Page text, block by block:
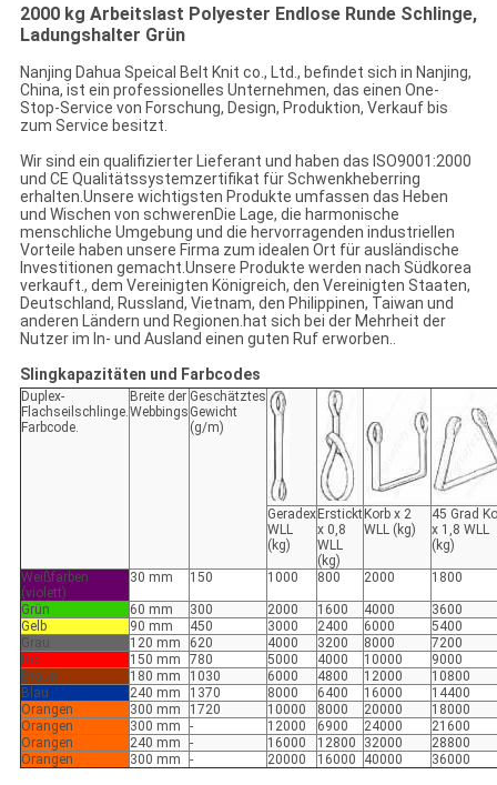
2000 kg Arbeitslast Polyester Endlose Runde Schlinge,
Ladungshalter Grün
Nanjing Dahua Speical Belt Knit co., Ltd., befindet sich in Nanjing,
China, ist ein professionelles Unternehmen, das einen One-
Stop-Service von Forschung, Design, Produktion, Verkauf bis
zum Service besitzt.
Wir sind ein qualifizierter Lieferant und haben das ISO9001:2000
und CE Qualitätssystemzertifikat für Schwenkheberring
erhalten.Unsere wichtigsten Produkte umfassen das Heben
und Wischen von schwerenDie Lage, die harmonische
menschliche Umgebung und die hervorragenden industriellen
Vorteile haben unsere Firma zum idealen Ort für ausländische
Investitionen gemacht.Unsere Produkte werden nach Südkorea
verkauft., dem Vereinigten Königreich, den Vereinigten Staaten,
Deutschland, Russland, Vietnam, den Philippinen, Taiwan und
anderen Ländern und Regionen.hat sich bei der Mehrheit der
Nutzer im In- und Ausland einen guten Ruf erworben..
Slingkapazitäten und Farbcodes
Duplex-
Flachseilschlinge.
Farbcode.
Breite der
Webbings
Geschätztes
Gewicht
(g/m)
Geradex
WLL
(kg)
Erstickt
x 0,8
WLL
(kg)
Korb x 2
WLL (kg)
45 Grad
x 1,8 WLL
(kg)
Weißfarben
(violett)
30 mm 150 1000 800 2000 1800
Grün 60 mm 300 2000 1600 4000
3600
Gelb
90 mm 450 3000 2400 6000
5400
Grau
120 mm 620 4000 3200 8000
7200
Rot
150 mm 780 5000 4000 10000
9000
Braun
180 mm 1030 6000 4800 12000
10800
Blau
240 mm 1370 8000 6400 16000
14400
Orangen
300 mm 1720 10000 8000 20000
18000
Orangen
300 mm - 12000 6900 24000
21600
Orangen
240 mm - 16000 12800 32000
28800
Orangen
300 mm - 20000 16000 40000 36000